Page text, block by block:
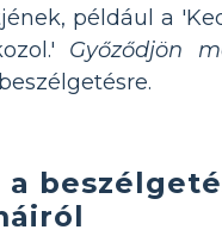
például a
Győződjön
a